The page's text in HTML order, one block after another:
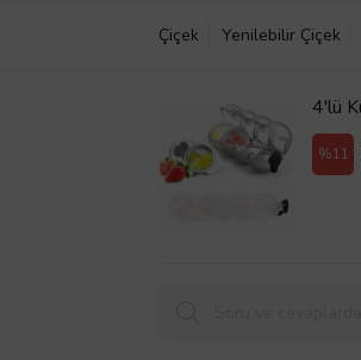
Çiçek Yenilebilir Çiçek
4'lü
%11